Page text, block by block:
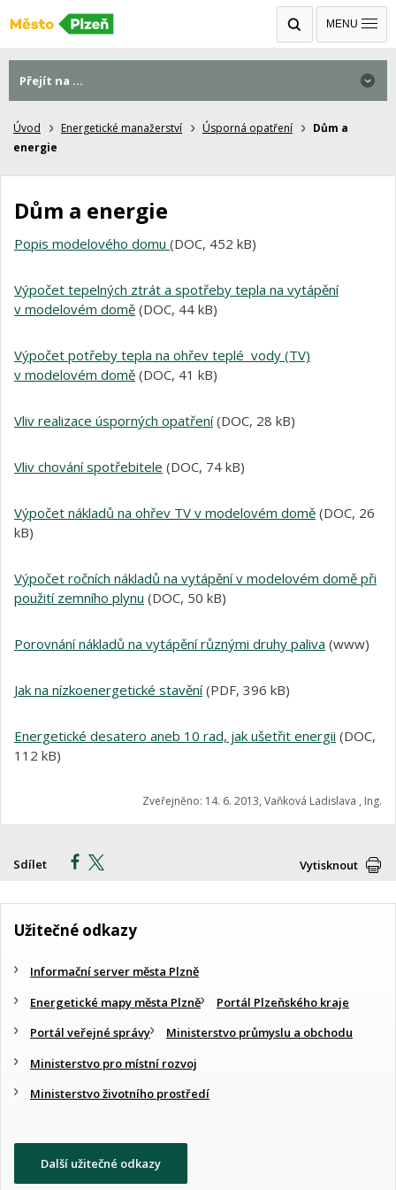
MENU
Úvod Energetické manažerství Úsporná opatření
Dům a
energie
Dům a energie
Popis modelového domu (DOC, 452 kB)
Výpočet tepelných ztrát a spotřeby tepla na vytápění
v modelovém domě (DOC, 44 kB)
Výpočet potřeby tepla na ohřev teplé vody (TV)
v modelovém domě (DOC, 41 kB)
Vliv realizace úsporných opatření(DOC, 28 kB)
Vliv chování spotřebitele (DOC, 74 kB)
Výpočet nákladů na ohřev TV v modelovém domě (DOC, 26
kB)
Výpočet ročních nákladů na vytápění v modelovém domě při
použití zemního plynu (DOC, 50 kB)
Porovnání nákladů na vytápění různými druhy paliva (www)
Jak na nízkoenergetické stavění(PDF, 396 kB)
Energetické desatero aneb 10 rad, jak ušetřit energii (DOC,
112 kB)
Zveřejněno: 14. 6. 2013, Vaňková Ladislava , Ing.
Sdílet Vytisknout
Přejít na ...
Užitečné odkazy
Informační server města Plzně
Energetické mapy města Plzně
Portál Plzeňského kraje
Portál veřejné správy
Ministerstvo průmyslu a obchodu
Ministerstvo pro místní rozvoj
Ministerstvo životního prostředí
Další užitečné odkazy